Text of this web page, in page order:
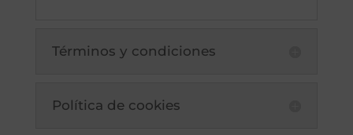
Términos y condiciones
Política de cookies